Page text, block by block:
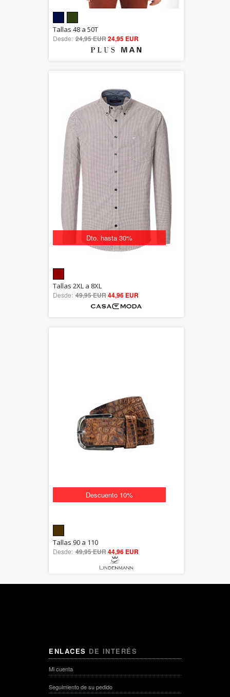
5.00
out of 5
Tallas 48 a 50T
Desde: 24,95 EUR24,95 EUR
Dto. hasta 30%
5.00
out of 5
Tallas 2XL a 8XL
Desde: 49,95 EUR44,96 EUR
Descuento 10%
5.00
out of 5
Tallas 90 a 110
Desde: 49,95 EUR44,96 EUR
ENLACES DE INTERÉS
Mi cuenta
Seguimiento de su pedido